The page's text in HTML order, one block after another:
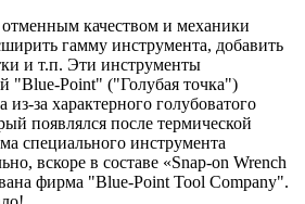
качеством и механики
гамму инструмента, добавить
и т.п. Эти инструменты
"Blue-Point" ("Голубая точка")
из-за характерного голубоватого
появлялся после термической
специального инструмента
вскоре в составе «Snap-on Wrench
фирма "Blue-Point Tool Company".